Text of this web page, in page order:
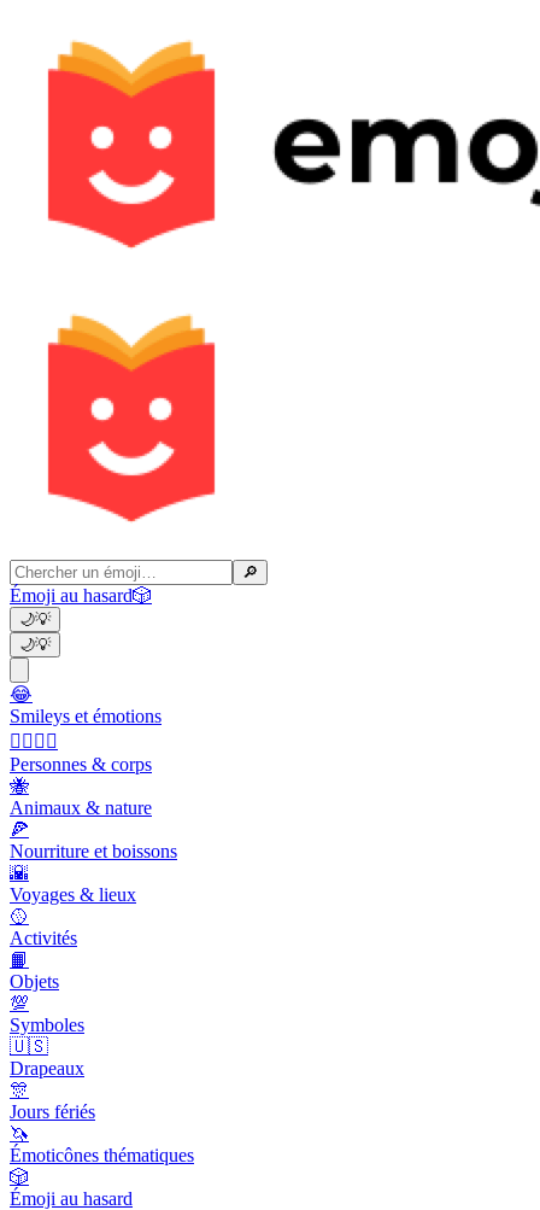
🔎
Émoji au hasard🎲
🌙💡
🌙💡
😂
Smileys et émotions
👩‍❤️‍💋‍👨
Personnes & corps
🐝
Animaux & nature
🍕
Nourriture et boissons
🌇
Voyages & lieux
🥎
Activités
📙
Objets
💯
Symboles
🇺🇸
Drapeaux
🎊
Jours fériés
🦄
Émoticônes thématiques
🎲
Émoji au hasard